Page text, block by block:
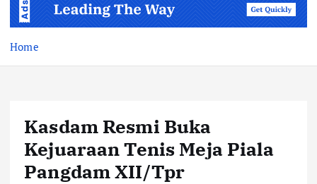
Home
Kasdam Resmi Buka
Kejuaraan Tenis Meja Piala
Pangdam XII/Tpr